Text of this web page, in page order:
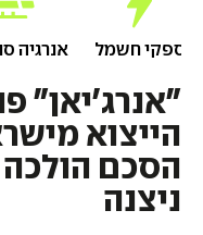
ספקי חשמל אנרגיה
"אנרג'יאן"
הייצוא
הסכם הולכה
ניצנה